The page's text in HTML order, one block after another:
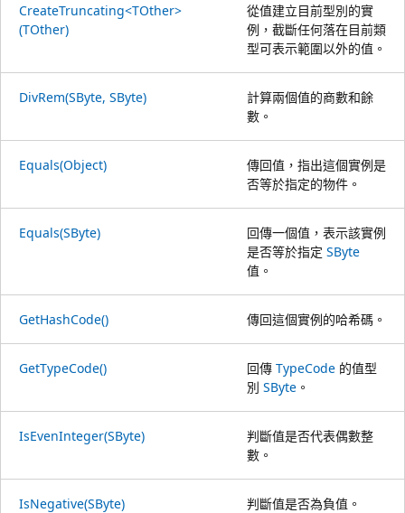
CreateTruncating<TOther>
(TOther)
從值建立目前型別的實
例，截斷任何落在目前類
型可表示範圍以外的值。
DivRem(SByte, SByte)
計算兩個值的商數和餘
數。
Equals(Object)
傳回值，指出這個實例是
否等於指定的物件。
Equals(SByte)
回傳一個值，表示該實例
是否等於指定 SByte
值。
GetHashCode() 傳回這個實例的哈希碼。
GetTypeCode() 回傳 TypeCode 的值型
別 SByte 。
IsEvenInteger(SByte)
判斷值是否代表偶數整
數。
IsNegative(SByte) 判斷值是否為負值。